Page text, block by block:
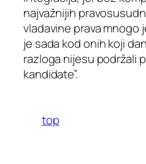
najvažnijih
vladavine prava mnogo
je sada kod onih koji
razloga nijesu podržali
kandidate”.
top